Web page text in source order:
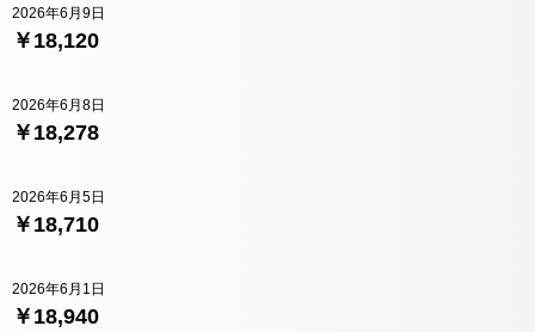
￥18,120
2026年6月9日
￥18,278
2026年6月8日
￥18,710
2026年6月5日
￥18,940
2026年6月1日